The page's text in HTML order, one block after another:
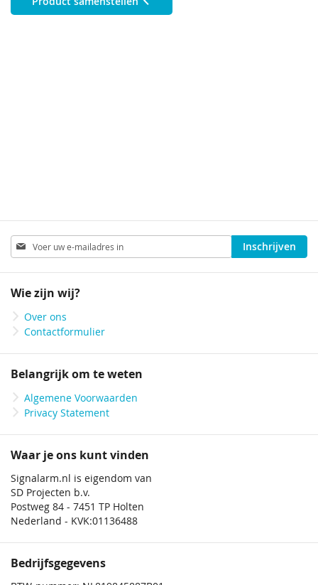
Abonneer
u
op
nieuwsbrief
Inschrijven
Wie zijn wij?
Over ons
Contactformulier
Belangrijk om te weten
Algemene Voorwaarden
Privacy Statement
Waar je ons kunt vinden
Signalarm.nl is eigendom van
SD Projecten b.v.
Postweg 84 - 7451 TP Holten
Nederland - KVK:01136488
Bedrijfsgegevens